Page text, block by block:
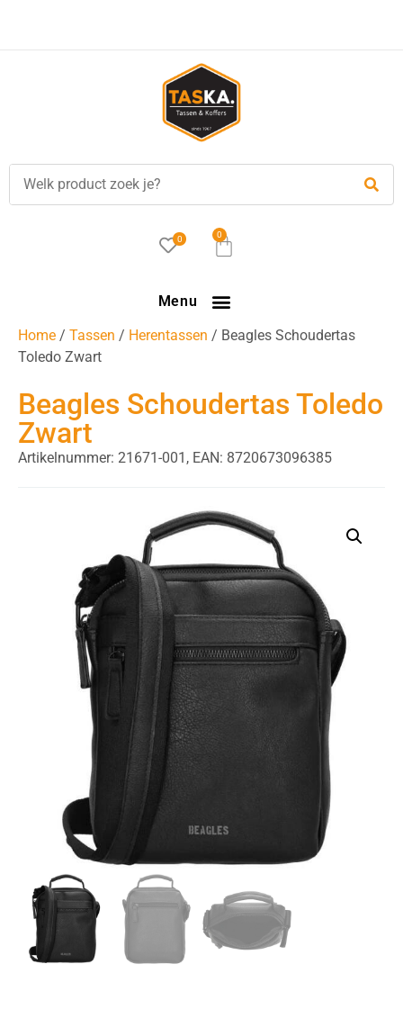
besteld, is vandaag verzonden!
0 0
Menu
Home / Tassen / Herentassen / Beagles Schoudertas
Toledo Zwart
Beagles Schoudertas Toledo
Zwart
Artikelnummer: 21671-001, EAN: 8720673096385